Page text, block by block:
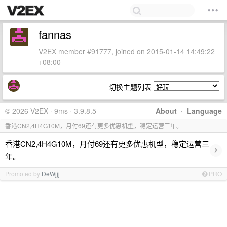
fannas
V2EX member #91777, joined on 2015-01-14 14:49:22
+08:00
切换主题列表
About · Language
© 2026 V2EX · 9ms · 3.9.8.5
香港CN2,4H4G10M，月付69还有更多优惠机型，稳定运营三年。
香港CN2,4H4G10M，月付69还有更多优惠机型，稳定运营三
年。
›
Promoted by DeWjjj PRO